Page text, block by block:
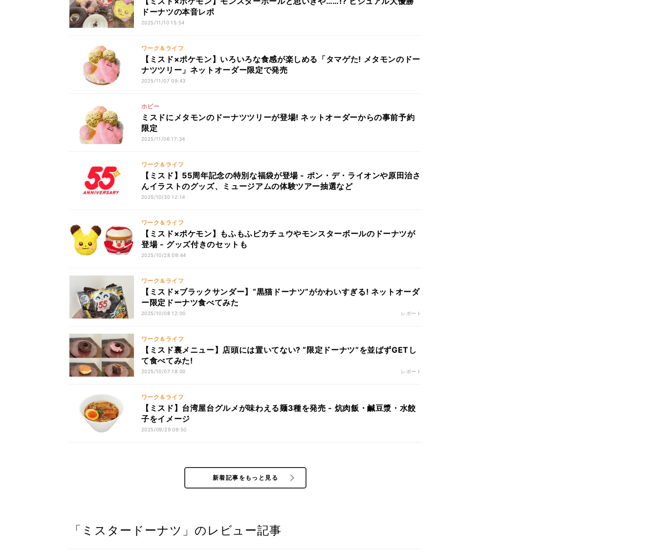
ドーナツの本音レポ
2025/11/10 15:54
ワーク＆ライフ
【ミスド×ポケモン】いろいろな食感が楽しめる「タマゲた! メタモンのドー
ナツツリー」ネットオーダー限定で発売
2025/11/07 09:43
ホビー
ミスドにメタモンのドーナツツリーが登場! ネットオーダーからの事前予約
限定
2025/11/06 17:34
ワーク＆ライフ
【ミスド】55周年記念の特別な福袋が登場 - ポン・デ・ライオンや原田治さ
んイラストのグッズ、ミュージアムの体験ツアー抽選など
2025/10/30 12:14
ワーク＆ライフ
【ミスド×ポケモン】もふもふピカチュウやモンスターボールのドーナツが
登場 - グッズ付きのセットも
2025/10/28 09:44
ワーク＆ライフ
【ミスド×ブラックサンダー】“黒猫ドーナツ”がかわいすぎる! ネットオーダ
ー限定ドーナツ食べてみた
2025/10/08 12:00 レポート
ワーク＆ライフ
【ミスド裏メニュー】店頭には置いてない? “限定ドーナツ”を並ばずGETし
て食べてみた!
2025/10/07 18:00 レポート
ワーク＆ライフ
【ミスド】台湾屋台グルメが味わえる麺3種を発売 - 炕肉飯・鹹豆漿・水餃
子をイメージ
2025/09/29 09:50
新着記事をもっと見る
「ミスタードーナツ」のレビュー記事